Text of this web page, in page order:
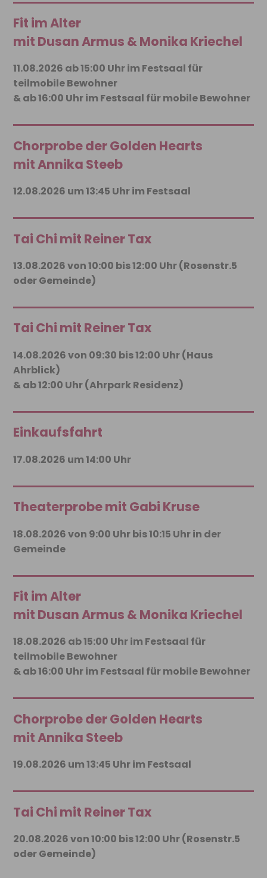
Fit im Alter
mit Dusan Armus & Monika Kriechel
11.08.2026 ab 15:00 Uhr im Festsaal für
teilmobile Bewohner
& ab 16:00 Uhr im Festsaal für mobile Bewohner
Chorprobe der Golden Hearts
mit Annika Steeb
12.08.2026 um 13:45 Uhr im Festsaal
Tai Chi mit Reiner Tax
13.08.2026 von 10:00 bis 12:00 Uhr (Rosenstr.5
oder Gemeinde)
Tai Chi mit Reiner Tax
14.08.2026 von 09:30 bis 12:00 Uhr (Haus
Ahrblick)
& ab 12:00 Uhr (Ahrpark Residenz)
Einkaufsfahrt
17.08.2026 um 14:00 Uhr
Theaterprobe mit Gabi Kruse
18.08.2026 von 9:00 Uhr bis 10:15 Uhr in der
Gemeinde
Fit im Alter
mit Dusan Armus & Monika Kriechel
18.08.2026 ab 15:00 Uhr im Festsaal für
teilmobile Bewohner
& ab 16:00 Uhr im Festsaal für mobile Bewohner
Chorprobe der Golden Hearts
mit Annika Steeb
19.08.2026 um 13:45 Uhr im Festsaal
Tai Chi mit Reiner Tax
20.08.2026 von 10:00 bis 12:00 Uhr (Rosenstr.5
oder Gemeinde)